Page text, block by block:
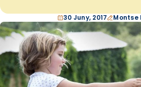
30 Juny, 2017 Montse